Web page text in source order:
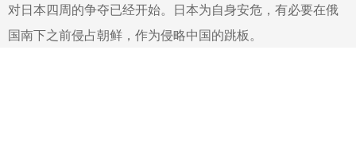
对日本四周的争夺已经开始。日本为自身安危，有必要在俄
国南下之前侵占朝鲜，作为侵略中国的跳板。